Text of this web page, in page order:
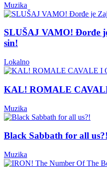
Muzika
SLUŠAJ VAMO! Đorđe
sin!
Lokalno
KAL! ROMALE
Muzika
Black Sabbath for all us?!
Muzika